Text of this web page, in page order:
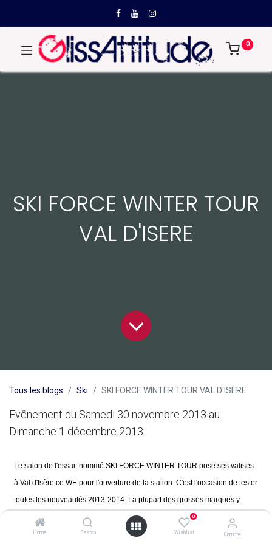
Home Search
0
Wishlist Compte
0
SKI FORCE WINTER TOUR
VAL D'ISERE
Tous les blogs Ski SKI FORCE WINTER TOUR VAL D'ISERE
Evênement du Samedi 30 novembre 2013 au
Dimanche 1 décembre 2013
Le salon de l'essai, nommé SKI FORCE WINTER TOUR pose ses valises
à Val d'Isère ce WE pour l'ouverture de la station. C'est l'occasion de tester
toutes les nouveautés 2013-2014. La plupart des grosses marques y
seront présentes, et la neige annoncée ... A vous de jouer !